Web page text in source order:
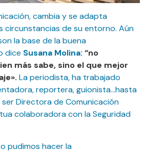
cambia y se adapta
circunstancias de su entorno. Aún
la base de la buena
dice Susana Molina: “no
más sabe, sino el que mejor
La periodista, ha trabajado
reportera, guionista…hasta
Directora de Comunicación
colaboradora con laSeguridad
pudimos hacer la